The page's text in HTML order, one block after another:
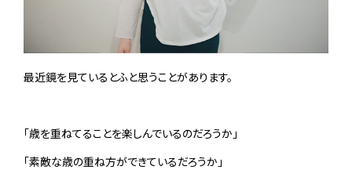
最近鏡を見ているとふと思うことがあります。
「歳を重ねてることを楽しんでいるのだろうか」
「素敵な歳の重ね方ができているだろうか」